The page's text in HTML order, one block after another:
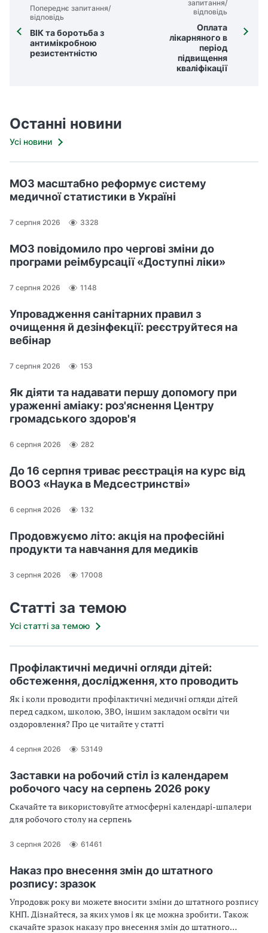
Попереднє запитання/
відповідь
ВІК та боротьба з
антимікробною
резистентністю
запитання/
відповідь
Оплата
лікарняного в
період
підвищення
кваліфікації
Останні новини
Усі новини
МОЗ масштабно реформує систему
медичної статистики в Україні
7 серпня 2026 3328
МОЗ повідомило про чергові зміни до
програми реімбурсації «Доступні ліки»
7 серпня 2026 1148
Упровадження санітарних правил з
очищення й дезінфекції: реєструйтеся на
вебінар
7 серпня 2026 153
Як діяти та надавати першу допомогу при
ураженні аміаку: роз'яснення Центру
громадського здоров'я
6 серпня 2026 282
До 16 серпня триває реєстрація на курс від
ВООЗ «Наука в Медсестринстві»
6 серпня 2026 132
Продовжуємо літо: акція на професійні
продукти та навчання для медиків
3 серпня 2026 17008
Статті за темою
Усі статті за темою
Профілактичні медичні огляди дітей:
обстеження, дослідження, хто проводить
Як і коли проводити профілактичні медичні огляди дітей
перед садком, школою, ЗВО, іншим закладом освіти чи
оздоровлення? Про це читайте у статті
4 серпня 2026 53149
Заставки на робочий стіл із календарем
робочого часу на серпень 2026 року
Скачайте та використовуйте атмосферні календарі-шпалери
для робочого столу на серпень
3 серпня 2026 61461
Наказ про внесення змін до штатного
розпису: зразок
Упродовж року ви можете вносити зміни до штатного розпису
КНП. Дізнайтеся, за яких умов і як це можна зробити. Також
скачайте зразок наказу про внесення змін до штатного